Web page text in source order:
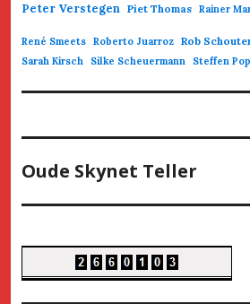
Peter Verstegen Piet Thomas Rainer
René Smeets Roberto Juarroz Rob
Sarah Kirsch Silke Scheuermann Steffen
Oude Skynet Teller